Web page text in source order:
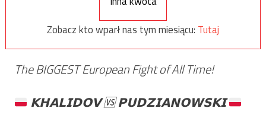
Zobacz kto wparł nas tym miesiącu: Tutaj
The BIGGEST European Fight of All Time!
𝗞𝗛𝗔𝗟𝗜𝗗𝗢𝗩🆚𝗣𝗨𝗗𝗭𝗜𝗔𝗡𝗢𝗪𝗦𝗞𝗜